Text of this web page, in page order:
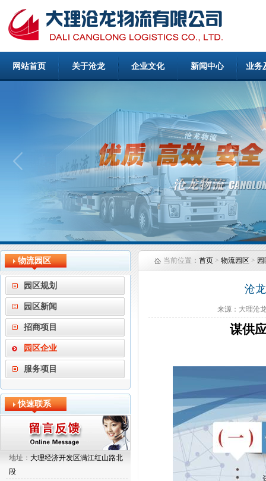
网站首页 关于沧龙 企业文化 新闻中心 业务
物流园区
园区规划
园区新闻
招商项目
园区企业
服务项目
快速联系
地址： 大理经济开发区满江红山路北
段
当前位置： 首页 > 物流园区 >
沧
来源：大理沧
谋供